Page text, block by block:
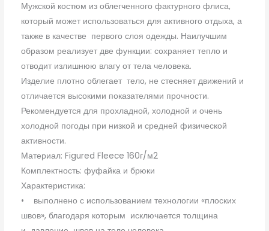
Мужской костюм из облегченного фактурного флиса,
который может использоваться для активного отдыха, а
также в качестве первого слоя одежды. Наилучшим
образом реализует две функции: сохраняет тепло и
отводит излишнюю влагу от тела человека.
Изделие плотно облегает тело, не стесняет движений и
отличается высокими показателями прочности.
Рекомендуется для прохладной, холодной и очень
холодной погоды при низкой и средней физической
активности.
Материал: Figured Fleece 160г/м2
Комплектность: фуфайка и брюки
Характеристика:
• выполнено с использованием технологии «плоских
швов», благодаря которым исключается толщина